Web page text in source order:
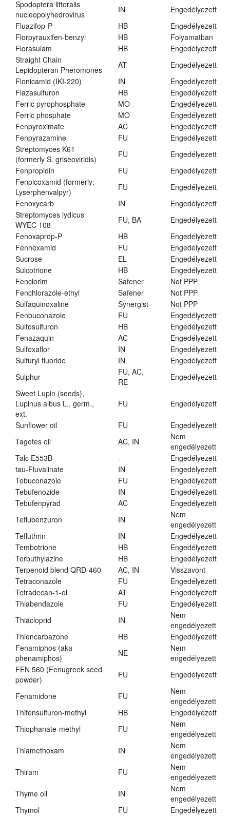
Spodoptera littoralis
nucleopolyhedrovirus
IN
Engedélyezett
Fluazifop-P
HB
Engedélyezett
Florpyrauxifen-benzyl
HB
Folyamatban
Florasulam
HB
Engedélyezett
Straight Chain
Lepidopteran Pheromones
AT
Engedélyezett
Flonicamid (IKI-220)
IN
Engedélyezett
Flazasulfuron
HB
Engedélyezett
Ferric pyrophosphate
MO
Engedélyezett
Ferric phosphate
MO
Engedélyezett
Fenpyroximate
AC
Engedélyezett
Fenpyrazamine
FU
Engedélyezett
Streptomyces K61
(formerly S. griseoviridis)
FU
Engedélyezett
Fenpropidin
FU
Engedélyezett
Fenpicoxamid (formerly:
Lyserphenvalpyr)
FU
Engedélyezett
Fenoxycarb
IN
Engedélyezett
Streptomyces lydicus
WYEC 108
FU, BA
Engedélyezett
Fenoxaprop-P
HB
Engedélyezett
Fenhexamid
FU
Engedélyezett
Sucrose
EL
Engedélyezett
Sulcotrione
HB
Engedélyezett
Fenclorim
Safener
Not PPP
Fenchlorazole-ethyl
Safener
Not PPP
Sulfaquinoxaline
Synergist
Not PPP
Fenbuconazole
FU
Engedélyezett
Sulfosulfuron
HB
Engedélyezett
Fenazaquin
AC
Engedélyezett
Sulfoxaflor
IN
Engedélyezett
Sulfuryl fluoride
IN
Engedélyezett
Sulphur
FU, AC,
RE
Engedélyezett
Sweet Lupin (seeds),
Lupinus albus L., germ.,
ext.
FU Engedélyezett
Sunflower oil FU
Engedélyezett
Tagetes oil
AC, IN
Nem
engedélyezett
Talc E553B
-
Engedélyezett
tau-Fluvalinate
IN
Engedélyezett
Tebuconazole
FU
Engedélyezett
Tebufenozide
IN
Engedélyezett
Tebufenpyrad
AC
Engedélyezett
Teflubenzuron
IN
Nem
engedélyezett
Tefluthrin
IN
Engedélyezett
Tembotrione
HB
Engedélyezett
Terbuthylazine
HB
Engedélyezett
Terpenoid blend QRD-460
AC, IN
Visszavont
Tetraconazole
FU
Engedélyezett
Tetradecan-1-ol
AT
Engedélyezett
Thiabendazole
FU
Engedélyezett
Thiacloprid
IN
Nem
engedélyezett
Thiencarbazone
HB
Engedélyezett
Fenamiphos (aka
phenamiphos)
NE
Nem
engedélyezett
FEN 560 (Fenugreek seed
powder)
FU Engedélyezett
Fenamidone FU
Nem
engedélyezett
Thifensulfuron-methyl
HB
Engedélyezett
Thiophanate-methyl
FU
Nem
engedélyezett
Thiamethoxam
IN
Nem
engedélyezett
Thiram
FU
Nem
engedélyezett
Thyme oil
IN
Nem
engedélyezett
Thymol
FU
Engedélyezett